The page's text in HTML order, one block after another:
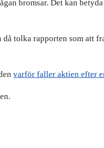
bromsar. Det kan
tolka rapporten som att
varför faller aktien efter